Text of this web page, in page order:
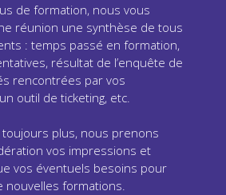
de formation, nous vous
réunion une synthèse de tous
: temps passé en formation,
résultat de l’enquête de
rencontrées par vos
outil de ticketing, etc.
plus, nous prenons
vos impressions et
vos éventuels besoins pour
nouvelles formations.